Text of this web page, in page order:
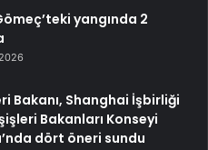
yangında 2
Bakanı, Shanghai İşbirliği
Bakanları Konseyi
dört öneri sundu